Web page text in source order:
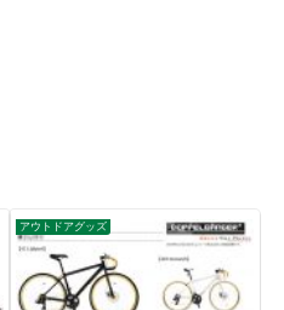
アウトドアグッズ